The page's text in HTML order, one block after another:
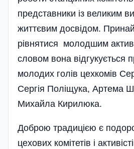
представники із великим
життєвим досвідом.
рівнятися молодшим
словом вона відгукується
молодих голів цехкомів
Сергія Поліщука, Артема
Михайла Кирилюка.
Доброю традицією є
цехових комітетів і